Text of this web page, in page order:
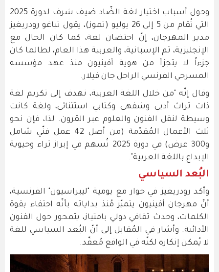
وحول أسباب اختيار لغة الضّاد ضيف شرف لدورة 2025
التي تُقام من 5 إلى 26 يوليو (تموز)، يقول تياغو رودريغيز
مدير المهرجان، إنّ احتضان لغة، كما كان الحال مع
الإنجليزية، ثم الإسبانية، والعربية هذا العام، لطالما كان
جزءاً لا يتجزأ من هوية أفينيون منذ عهد مؤسسه
المسرحي الفرنسي الراحل جان فيلار.
وقال إنّه "من خلال اللغة العربية، نهدف إلى تكريم لغة
ذات تراث أدبي وشفهي وكتابي استثنائي، ولغة كانت
وسيطة لنقل الفنون والعلوم عبر القرون. لذا، فإن نحو
ثلث الأعمال المُقدّمة (من أصل 42 عمل فنّي شامل
و300 عرض) في دورة 2025 تُسهم في إبراز ثراء وحيوية
الإبداع باللغة العربية".
البُعد السياسي
وأكد رودريغيز في حوار مع يومية "ليبراسيون" الفرنسية،
أنّ مهرجان أفينيون يتميّز مُنذ بداياته بأنّه احتفاء بقوة
الكلمات، وحدث ثقافي دولي بامتياز، يتمحور حول الفنون
الأدائية. وأشار في المُقابل إلى أنّ البُعد السياسي للغة
لا يُمكن إنكاره لكنّه في الواقع مُعقّد.